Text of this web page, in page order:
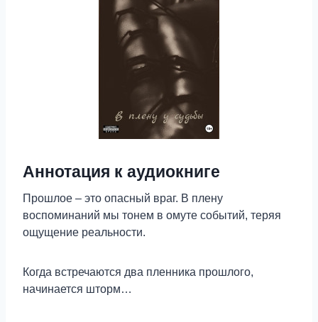
Аннотация к аудиокниге
Прошлое – это опасный враг. В плену
воспоминаний мы тонем в омуте событий, теряя
ощущение реальности.
Когда встречаются два пленника прошлого,
начинается шторм…